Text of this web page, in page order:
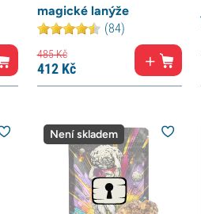
magické lanýže
(84)
485Kč
412Kč
Není skladem